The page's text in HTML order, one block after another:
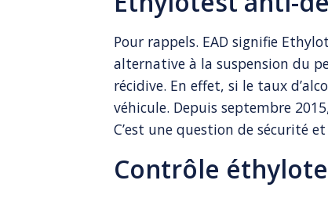
Pour rappels. EAD signifie
alternative à la suspension du
récidive. En effet, si le taux
véhicule. Depuis septembre
C’est une question de sécurité
Contrôle